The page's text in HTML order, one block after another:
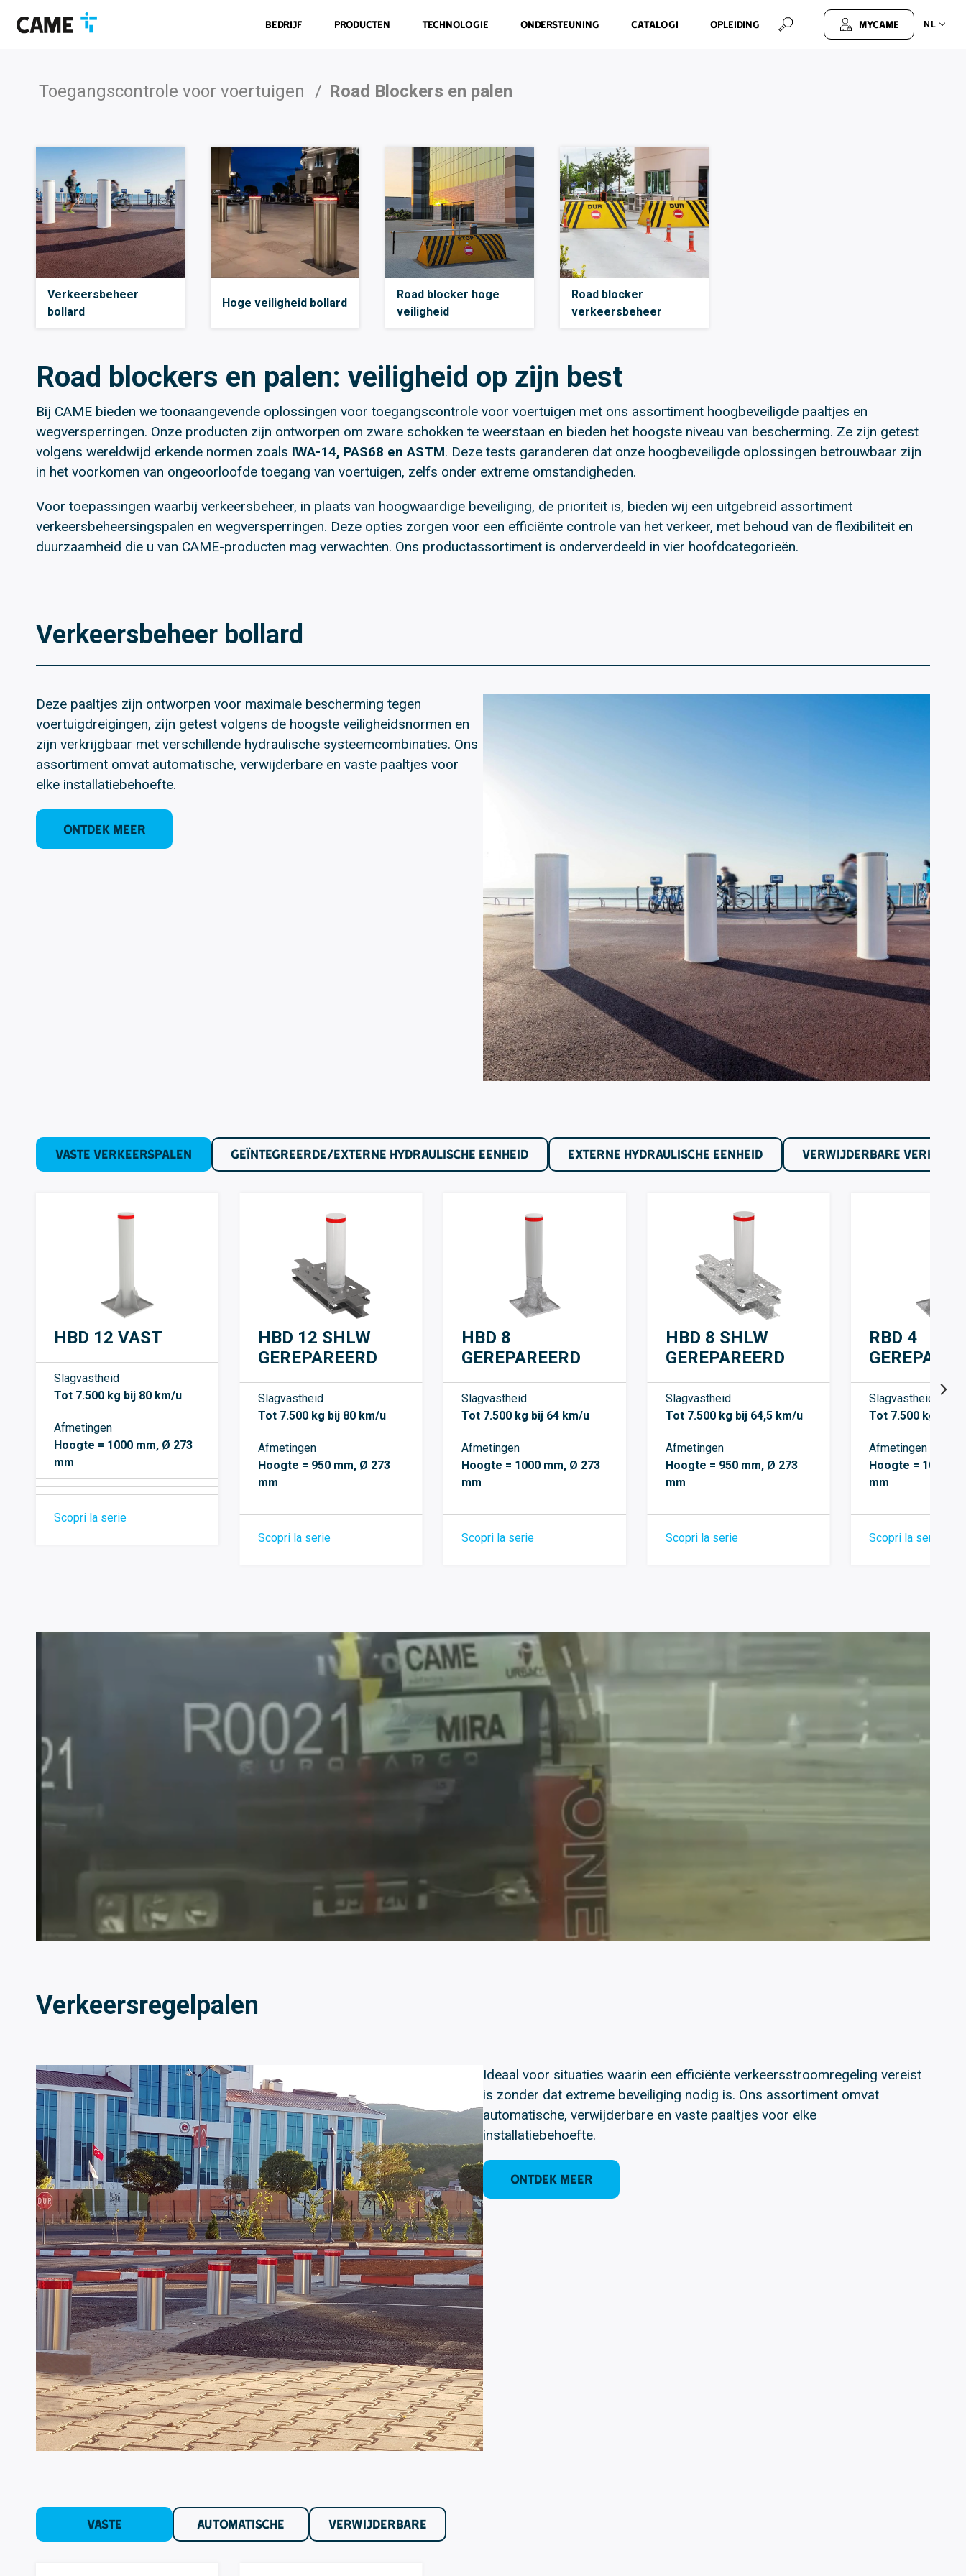
naar
navigatiebalk
naar
inhoud
naar
voettekst
Bedrijf Producten Technologie Ondersteuning Catalogi Opleiding MyCAME NL
Toegangscontrole voor voertuigen / Road Blockers en palen
Verkeersbeheer
bollard
Hoge veiligheid bollard
Road blocker hoge
veiligheid
Road blocker
verkeersbeheer
Road blockers en palen: veiligheid op zijn best
Bij CAME bieden we toonaangevende oplossingen voor toegangscontrole voor voertuigen met ons assortiment hoogbeveiligde paaltjes en
wegversperringen. Onze producten zijn ontworpen om zware schokken te weerstaan en bieden het hoogste niveau van bescherming. Ze zijn getest
volgens wereldwijd erkende normen zoals IWA-14, PAS68 en ASTM. Deze tests garanderen dat onze hoogbeveiligde oplossingen betrouwbaar zijn
in het voorkomen van ongeoorloofde toegang van voertuigen, zelfs onder extreme omstandigheden.
Voor toepassingen waarbij verkeersbeheer, in plaats van hoogwaardige beveiliging, de prioriteit is, bieden wij een uitgebreid assortiment
verkeersbeheersingspalen en wegversperringen. Deze opties zorgen voor een efficiënte controle van het verkeer, met behoud van de flexibiliteit en
duurzaamheid die u van CAME-producten mag verwachten. Ons productassortiment is onderverdeeld in vier hoofdcategorieën.
Verkeersbeheer bollard
Deze paaltjes zijn ontworpen voor maximale bescherming tegen
voertuigdreigingen, zijn getest volgens de hoogste veiligheidsnormen en
zijn verkrijgbaar met verschillende hydraulische systeemcombinaties. Ons
assortiment omvat automatische, verwijderbare en vaste paaltjes voor
elke installatiebehoefte.
Ontdek meer
VASTE VERKEERSPALEN GEÏNTEGREERDE/EXTERNE HYDRAULISCHE EENHEID EXTERNE HYDRAULISCHE EENHEID VERWIJDERBARE
HBD 12 VAST
Slagvastheid
Tot 7.500 kg bij 80 km/u
Afmetingen
Hoogte = 1000 mm, Ø 273
mm
Scopri la serie
HBD 12 SHLW
GEREPAREERD
Slagvastheid
Tot 7.500 kg bij 80 km/u
Afmetingen
Hoogte = 950 mm, Ø 273
mm
Scopri la serie
HBD 8
GEREPAREERD
Slagvastheid
Tot 7.500 kg bij 64 km/u
Afmetingen
Hoogte = 1000 mm, Ø 273
mm
Scopri la serie
HBD 8 SHLW
GEREPAREERD
Slagvastheid
Tot 7.500 kg bij 64,5 km/u
Afmetingen
Hoogte = 950 mm, Ø 273
mm
Scopri la serie
RBD 4
Slagvastheid
Tot 7.500 kg bij
Afmetingen
Hoogte = 1000
mm
Scopri la serie
Verkeersregelpalen
Ideaal voor situaties waarin een efficiënte verkeersstroomregeling vereist
is zonder dat extreme beveiliging nodig is. Ons assortiment omvat
automatische, verwijderbare en vaste paaltjes voor elke
installatiebehoefte.
Ontdek meer
VASTE AUTOMATISCHE VERWIJDERBARE